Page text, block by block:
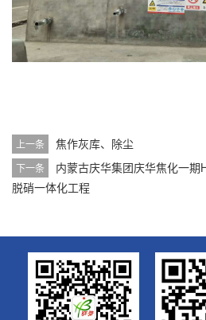
上一条 焦作灰库、除尘
下一条
内蒙古庆华集团庆华焦化一
脱硝一体化工程